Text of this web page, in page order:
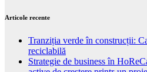
Articole recente
Tranziția verde în construcții:
reciclabilă
Strategie de business în